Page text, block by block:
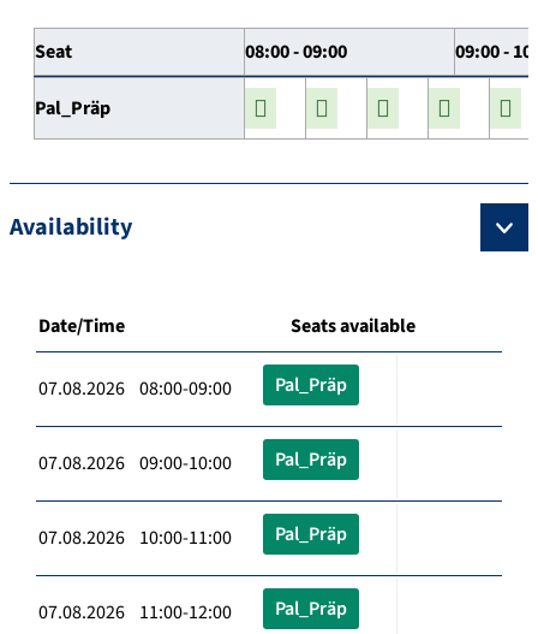
Seat 08:00 - 09:00 09:00 -
Pal_Präp
Availability
Date/Time Seats available
07.08.2026 08:00-09:00 Pal_Präp
07.08.2026 09:00-10:00 Pal_Präp
07.08.2026 10:00-11:00 Pal_Präp
07.08.2026 11:00-12:00 Pal_Präp